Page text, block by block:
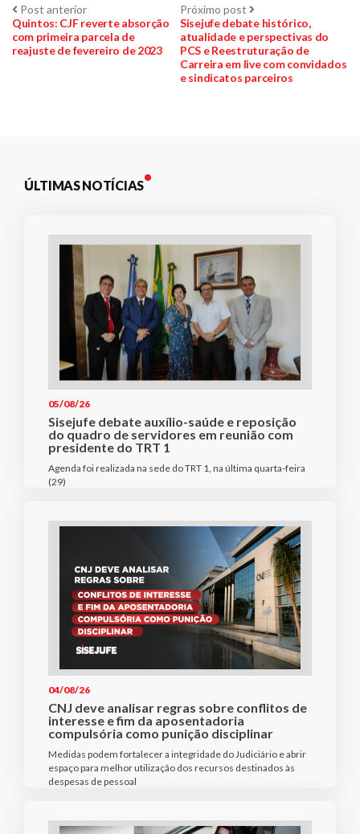
Navegação
de
Post anteriorPost
anterior:
Quintos: CJF reverte absorção
com primeira parcela de
reajuste de fevereiro de 2023
Próximo post Próximo
post:
Sisejufe debate histórico,
atualidade e perspectivas do
PCS e Reestruturação de
Carreira em live com convidados
e sindicatos parceiros
ÚLTIMAS NOTÍCIAS
05/08/26
Sisejufe debate auxílio-saúde e reposição
do quadro de servidores em reunião com
presidente do TRT 1
Agenda foi realizada na sede do TRT 1, na última quarta-feira
(29)
04/08/26
CNJ deve analisar regras sobre conflitos de
interesse e fim da aposentadoria
compulsória como punição disciplinar
Medidas podem fortalecer a integridade do Judiciário e abrir
espaço para melhor utilização dos recursos destinados às
despesas de pessoal